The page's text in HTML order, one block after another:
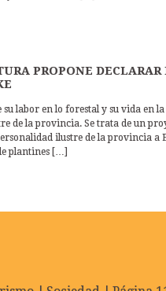
PROPONE
labor en lo forestal y su vida en
de la provincia. Se trata de un
ilustre de la provincia
plantines […]